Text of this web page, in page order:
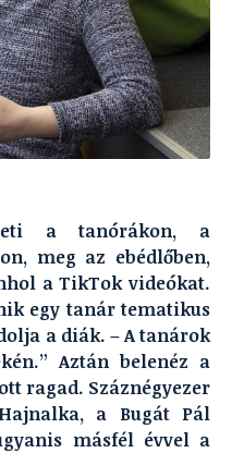
a tanórákon, a
meg az ebédlőben,
a TikTok videókat.
egy tanár tematikus
a diák. – A tanárok
Aztán belenéz a
ragad. Száznégyezer
a Bugát Pál
másfél évvel a